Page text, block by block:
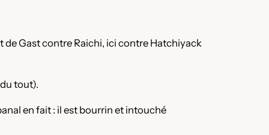
Gast contre Raichi, ici contre Hatchiyack
tout).
en fait : il est bourrin et intouché